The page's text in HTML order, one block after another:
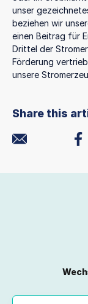
unser
beziehen wir
einen Beitrag für
Drittel der
Förderung
unsere
Share this